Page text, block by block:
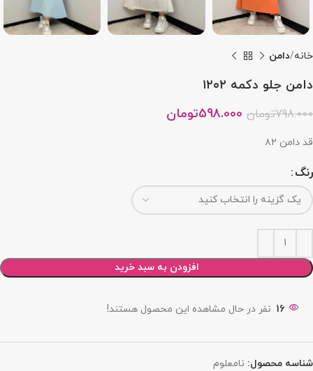
خانه دامن
دامن جلو دکمه ۱۲۰۲
798.000تومان 598.000تومان
قد دامن ۸۲
رنگ
افزودن به سبد خرید
16 نفر در حال مشاهده این محصول هستند!
شناسه محصول: نامعلوم